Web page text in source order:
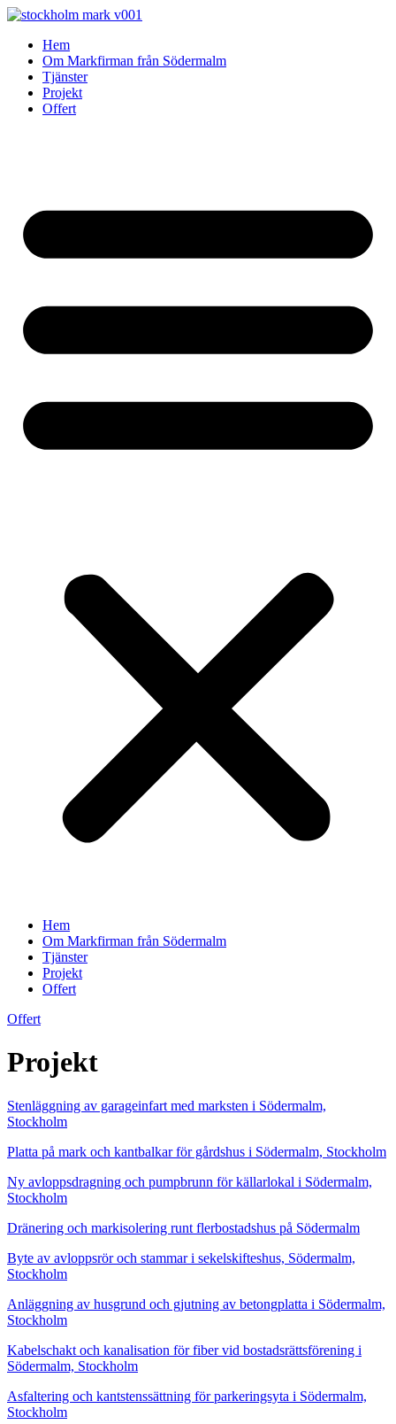
Skip
contentHem
Om Markfirman från Södermalm
Tjänster
Projekt
Offert
Hem
Om Markfirman från Södermalm
Tjänster
Projekt
Offert
Offert
Projekt
Stenläggning av garageinfart med marksten i Södermalm,
Stockholm
Platta på mark och kantbalkar för gårdshus i Södermalm, Stockholm
Ny avloppsdragning och pumpbrunn för källarlokal i Södermalm,
Stockholm
Dränering och markisolering runt flerbostadshus på Södermalm
Byte av avloppsrör och stammar i sekelskifteshus, Södermalm,
Stockholm
Anläggning av husgrund och gjutning av betongplatta i Södermalm,
Stockholm
Kabelschakt och kanalisation för fiber vid bostadsrättsförening i
Södermalm, Stockholm
Asfaltering och kantstenssättning för parkeringsyta i Södermalm,
Stockholm